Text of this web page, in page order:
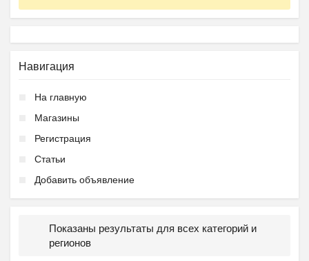
Навигация
На главную
Магазины
Регистрация
Статьи
Добавить объявление
Показаны результаты для всех категорий и
регионов